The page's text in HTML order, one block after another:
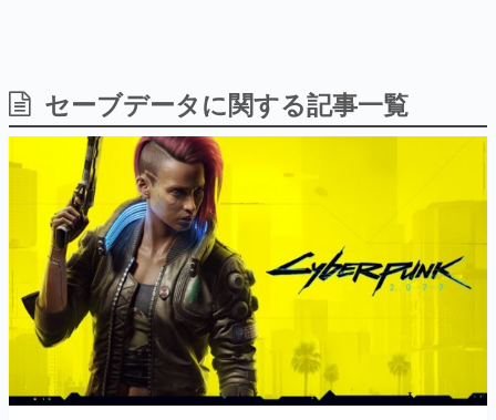
日本のモバイルゲーム史における主要なトピック・タイト
ルを網羅するほか、開発者へのインタビューや識者による
解説を掲載。約20年の歴史が一望できる決定版！
若ゲのいたり〜ゲームクリエイターの青春〜
『うつヌケ』『ペンと箸』等で知られるマンガ家・田中圭
一先生によるゲーム業界レポートマンガです。
なんでゲームは面白い？
ゲーム開発者・hamatsu氏がゲームの魅力を画面や操作の
具体的な形から解き明かしていく、硬派で骨太な評論連載
です。
ゲームが変えた日本語
「経験値」「裏技」「ラスボス」… ゲームにまつわる言葉
の起源や用法の変遷を、コンピューター文化史研究家・タ
イニーP氏が徹底調査。
セーブデータに関する記事一覧